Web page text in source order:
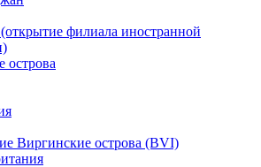
филиала иностранной
острова
Виргинские острова (BVI)